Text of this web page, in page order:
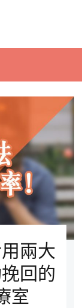
兩大
回的
室